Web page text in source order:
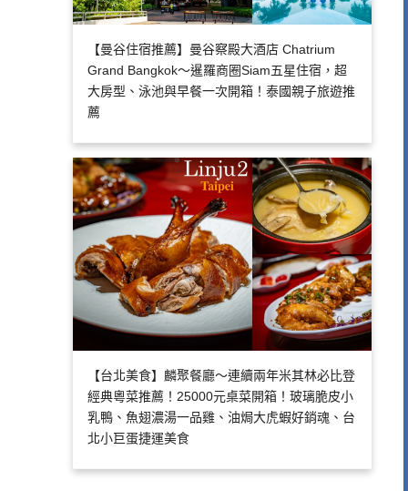
【曼谷住宿推薦】曼谷察殿大酒店 Chatrium
Grand Bangkok～暹羅商圈Siam五星住宿，超
大房型、泳池與早餐一次開箱！泰國親子旅遊推
薦
【台北美食】麟聚餐廳～連續兩年米其林必比登
經典粵菜推薦！25000元桌菜開箱！玻璃脆皮小
乳鴨、魚翅濃湯一品雞、油焗大虎蝦好銷魂、台
北小巨蛋捷運美食